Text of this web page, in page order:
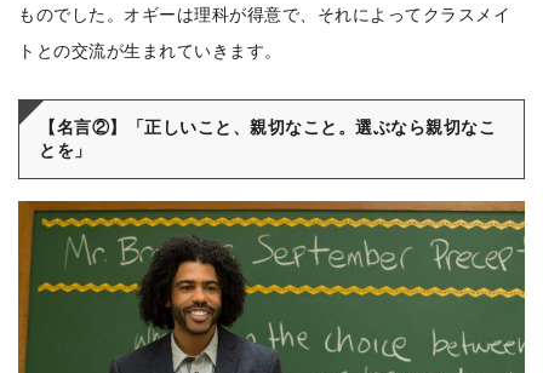
ものでした。オギーは理科が得意で、それによってクラスメイ
トとの交流が生まれていきます。
【名言②】「正しいこと、親切なこと。選ぶなら親切なこ
とを」